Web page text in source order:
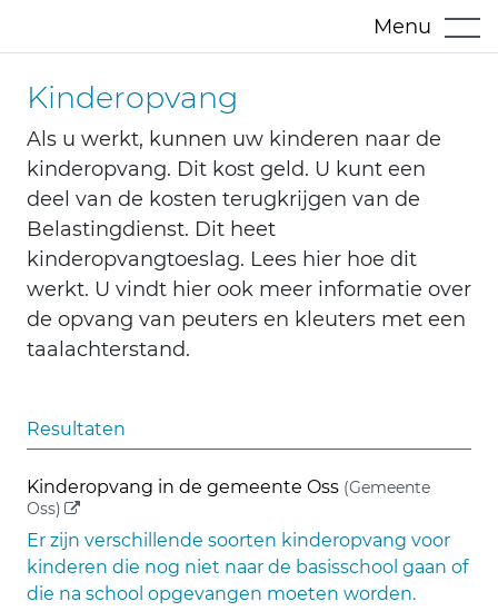
Menu
Kinderopvang
Als u werkt, kunnen uw kinderen naar de
kinderopvang. Dit kost geld. U kunt een
deel van de kosten terugkrijgen van de
Belastingdienst. Dit heet
kinderopvangtoeslag. Lees hier hoe dit
werkt. U vindt hier ook meer informatie over
de opvang van peuters en kleuters met een
taalachterstand.
Resultaten
Kinderopvang in de gemeente Oss (Gemeente
Oss) (externe link)
Er zijn verschillende soorten kinderopvang voor
kinderen die nog niet naar de basisschool gaan of
die na school opgevangen moeten worden.